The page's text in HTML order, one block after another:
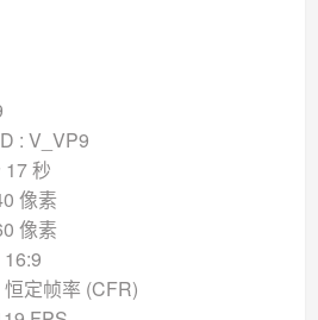
: V_VP9
17 秒
像素
像素
定帧率 (CFR)